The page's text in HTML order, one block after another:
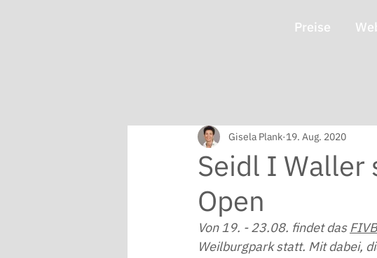
Preise
Seidl I Waller
Open
Gisela Plank 19. Aug. 2020
Von 19. - 23.08. findet das
Weilburgpark statt. Mit dabei,